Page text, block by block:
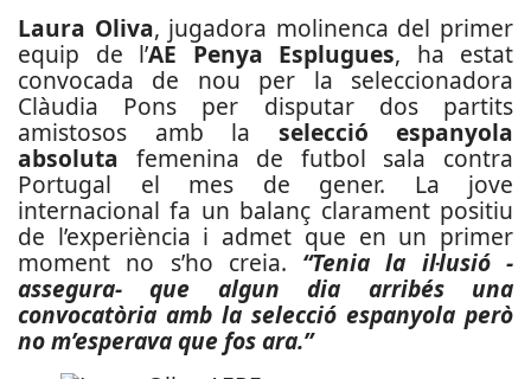
Laura Oliva, jugadora molinenca del primer
equip de l’AE Penya Esplugues, ha estat
convocada de nou per la seleccionadora
Clàudia Pons per disputar dos partits
amistosos amb la selecció espanyola
absoluta femenina de futbol sala contra
Portugal el mes de gener. La jove
internacional fa un balanç clarament positiu
de l’experiència i admet que en un primer
moment no s’ho creia. “Tenia la il·lusió -
assegura- que algun dia arribés una
convocatòria amb la selecció espanyola però
no m’esperava que fos ara.”